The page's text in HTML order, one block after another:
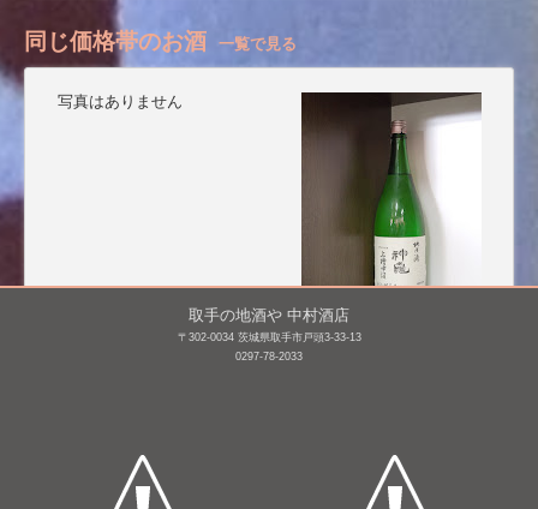
同じ価格帯のお酒 一覧で見る
写真はありません
津島屋 外伝 純米大吟醸
神亀 純米 上槽中汲
生 [BY28]
取手の地酒や 中村酒店
〒302-0034 茨城県取手市戸頭3-33-13
0297-78-2033